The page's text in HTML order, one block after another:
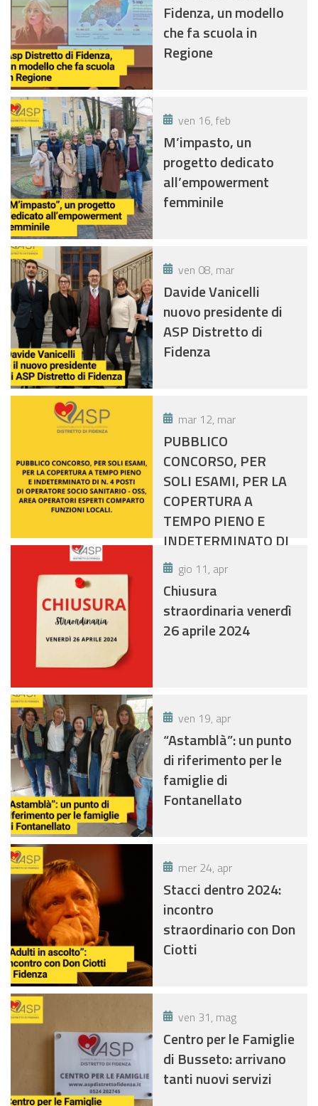
Fidenza, un modello
che fa scuola in
Regione
ven 16, feb
M’impasto, un
progetto dedicato
all’empowerment
femminile
ven 08, mar
Davide Vanicelli
nuovo presidente di
ASP Distretto di
Fidenza
mar 12, mar
PUBBLICO
CONCORSO, PER
SOLI ESAMI, PER LA
COPERTURA A
TEMPO PIENO E
INDETERMINATO DI
N. 4 POSTI- OSS
gio 11, apr
Chiusura
straordinaria venerdì
26 aprile 2024
ven 19, apr
“Astamblà”: un punto
di riferimento per le
famiglie di
Fontanellato
mer 24, apr
Stacci dentro 2024:
incontro
straordinario con Don
Ciotti
ven 31, mag
Centro per le Famiglie
di Busseto: arrivano
tanti nuovi servizi